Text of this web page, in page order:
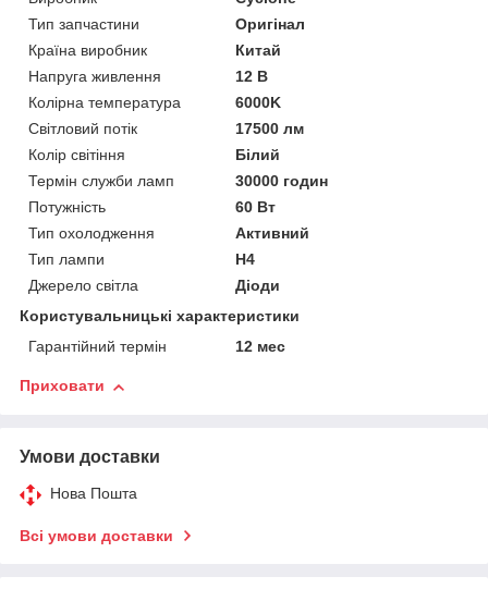
Тип запчастини
Оригінал
Країна виробник
Китай
Напруга живлення
12 В
Колірна температура
6000K
Світловий потік
17500 лм
Колір світіння
Білий
Термін служби ламп
30000 годин
Потужність
60 Вт
Тип охолодження
Активний
Тип лампи
H4
Джерело світла
Діоди
Користувальницькі характеристики
Гарантійний термін
12 мес
Приховати
Умови доставки
Нова Пошта
Всі умови доставки